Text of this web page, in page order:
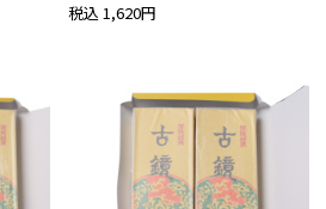
税込 1,620円